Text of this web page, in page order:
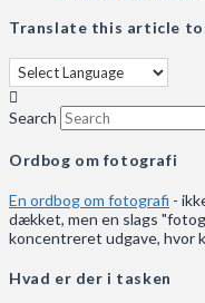
Translate this article
Search
Ordbog om fotografi
En ordbog om fotografi -
dækket, men en slags
koncentreret udgave, hvor
Hvad er der i tasken